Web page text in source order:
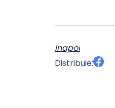
Inapoi
Distribuie: